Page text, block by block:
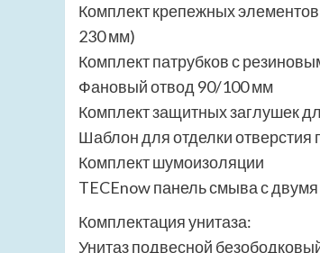
Комплект крепежных
230 мм)
Комплект патрубков с
Фановый отвод 90/100 мм
Комплект защитных заглушек
Шаблон для отделки отверстия
Комплект шумоизоляции
TECEnow панель смыва с
Комплектация унитаза:
Унитаз подвесной